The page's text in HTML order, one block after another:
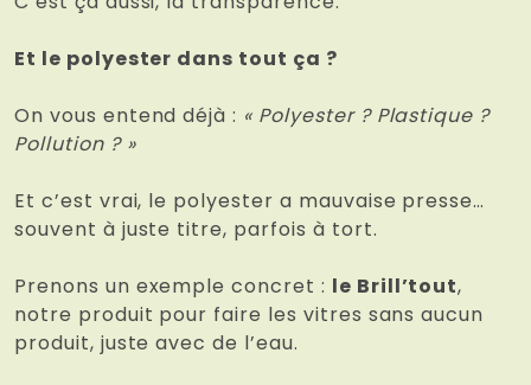
Et le polyester dans tout ça ?
On vous entend déjà : « Polyester ? Plastique ?
Pollution ? »
Et c’est vrai, le polyester a mauvaise presse…
souvent à juste titre, parfois à tort.
Prenons un exemple concret : le Brill’tout,
notre produit pour faire les vitres sans aucun
produit, juste avec de l’eau.